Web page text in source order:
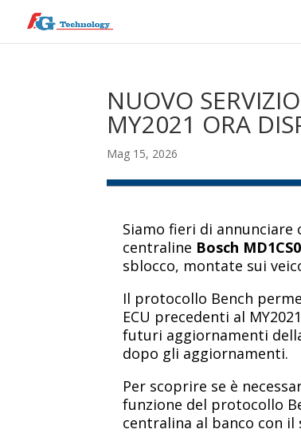
NUOVO
MY2021 ORA
Mag 15, 2026
Siamo fieri di annunciare
centraline Bosch
sblocco, montate sui
Il protocollo Bench
ECU precedenti al
futuri aggiornamenti
dopo gli aggiornamenti.
Per scoprire se è
funzione del protocollo
centralina al banco con il